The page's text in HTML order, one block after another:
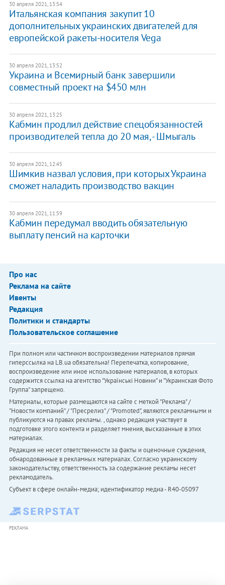
30 апреля 2021, 13:54
Итальянская компания закупит 10
дополнительных украинских двигателей для
европейской ракеты-носителя Vega
30 апреля 2021, 13:52
Украина и Всемирный банк завершили
совместный проект на $450 млн
30 апреля 2021, 13:25
Кабмин продлил действие спецобязанностей
производителей тепла до 20 мая, - Шмыгаль
30 апреля 2021, 12:45
Шимкив назвал условия, при которых Украина
сможет наладить производство вакцин
30 апреля 2021, 11:59
Кабмин передумал вводить обязательную
выплату пенсий на карточки
Про нас
Реклама на сайте
Ивенты
Редакция
Политики и стандарты
Пользовательское соглашение
При полном или частичном воспроизведении материалов прямая
гиперссылка на LB.ua обязательна! Перепечатка, копирование,
воспроизведение или иное использование материалов, в которых
содержится ссылка на агентство "Українськi Новини" и "Украинская Фото
Группа" запрещено.
Материалы, которые размещаются на сайте с меткой "Реклама" /
"Новости компаний" / "Пресрелиз" / "Promoted", являются рекламными и
публикуются на правах рекламы. , однако редакция участвует в
подготовке этого контента и разделяет мнения, высказанные в этих
материалах.
Редакция не несет ответственности за факты и оценочные суждения,
обнародованные в рекламных материалах. Согласно украинскому
законодательству, ответственность за содержание рекламы несет
рекламодатель.
Субъект в сфере онлайн-медиа; идентификатор медиа - R40-05097
РЕКЛАМА